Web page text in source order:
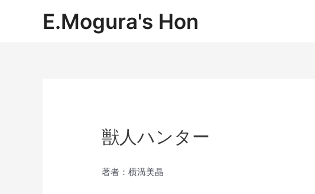
E.Mogura's Hon
獣人ハンター
著者：横溝美晶